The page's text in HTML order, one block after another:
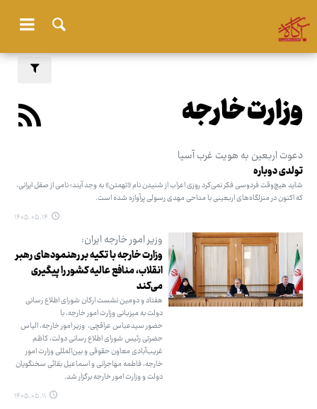
وزارت خارجه
دعوت اربعین به هویت غرب آسیا
تولدی دوباره
شاید هیچ‌وقت فردوسی فکر نمی‌کرد روزی اعراب از شنیدن نام «تهمتن» به وجد آیند؛ نامی از صقل ایرانی،
که اکنون در منزلگاه‌های اربعینی با مداحی مهدی رسولی پرآوازه شده است.
۱۴۰۵.۰۵.۱۴
وزیر امور خارجه ایران:
وزارت خارجه با تکیه بر رهنمودهای رهبر
انقلاب، منافع عالیه کشور را پیگیری
می‌کند
هفتاد و دومین نشست ارکان شورای اطلاع رسانی
دولت به میزبانی وزارت امور خارجه، با
حضور سیدعباس عراقچی، وزیر امور خارجه، الیاس
حضرتی رئیس شورای اطلاع رسانی دولت، کاظم
غریب‌آبادی معاون حقوقی و بین‌المللی وزارت امور
خارجه، فاطمه مهاجرانی و اسماعیل بقائی سخنگویان
دولت و وزارت امور خارجه برگزار شد.
۱۴۰۵.۰۵.۱۱